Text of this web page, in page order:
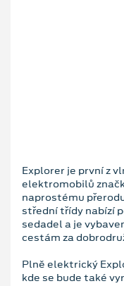
Explorer je první z
elektromobilů
naprostému
střední třídy nabízí
sedadel a je
cestám za
Plně elektrický
kde se bude také